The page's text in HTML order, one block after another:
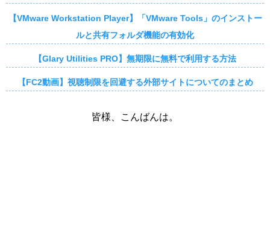
【VMware Workstation Player】「VMware Tools」のインストー
ルと共有フォルダ機能の有効化
【Glary Utilities PRO】無期限に無料で利用する方法
【FC2動画】視聴制限を回避する外部サイトについてのまとめ
皆様、こんばんは。